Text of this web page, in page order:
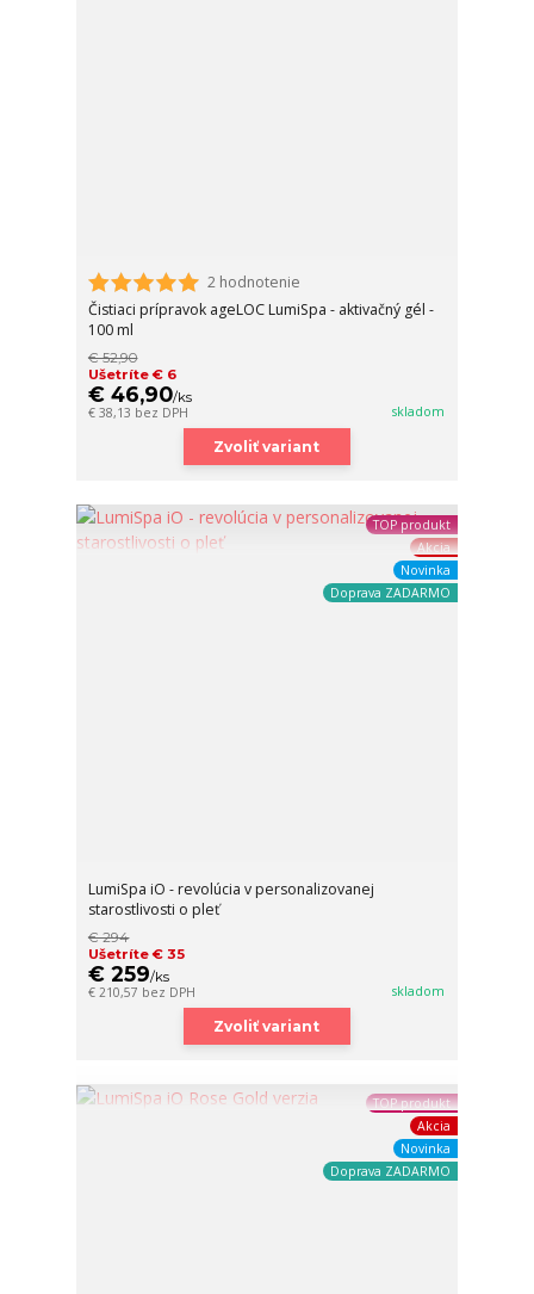
2 hodnotenie
Čistiaci prípravok ageLOC LumiSpa - aktivačný gél -
100 ml
€ 52,90
Ušetríte € 6
€ 46,90/ks
€ 38,13 bez DPH skladom
Zvoliť variant
TOP produkt
Akcia
Novinka
Doprava ZADARMO
LumiSpa iO - revolúcia v personalizovanej
starostlivosti o pleť
€ 294
Ušetríte € 35
€ 259/ks
€ 210,57 bez DPH skladom
Zvoliť variant
TOP produkt
Akcia
Novinka
Doprava ZADARMO